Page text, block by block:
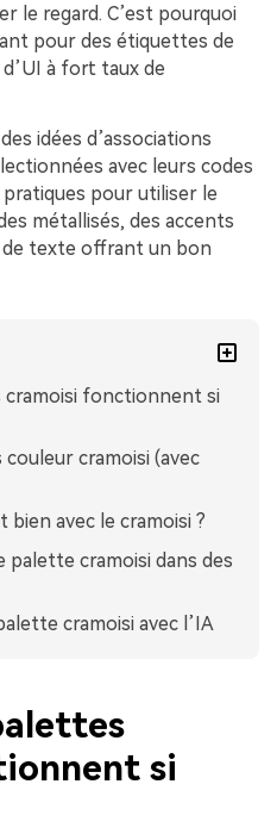
le regard. C’est pourquoi
pour des étiquettes de
à fort taux de
idées d’associations
avec leurs codes
pratiques pour utiliser le
métallisés, des accents
de texte offrant un bon
cramoisi fonctionnent si
cramoisi (avec
avec le cramoisi ?
cramoisi dans des
cramoisi avec l’IA
si